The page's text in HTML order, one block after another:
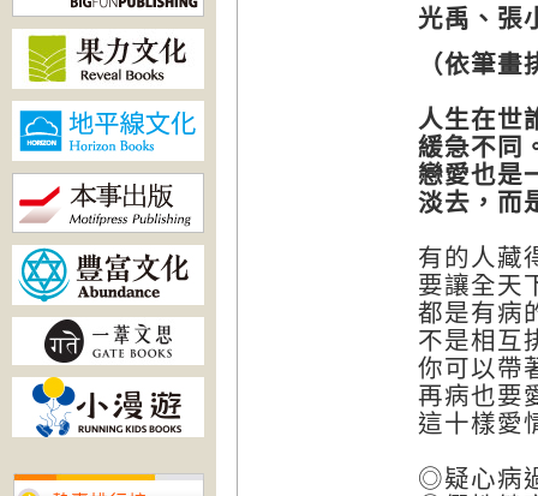
光禹、張
（依筆畫
人生在世
緩急不同
戀愛也是
淡去，而
有的人藏
要讓全天
都是有病
不是相互
你可以帶
再病也要
這十樣愛
◎疑心病